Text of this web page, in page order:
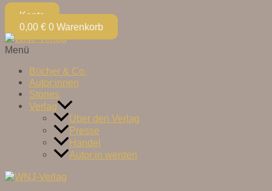
Konto
0,00 € 0 Warenkorb
Menü
Bücher & Co.
Autor:innen
Stories
Verlag
Über den Verlag
Presse
Handel
Autor:in werden